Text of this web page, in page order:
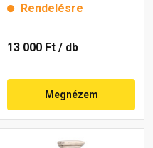
Rendelésre
13 000 Ft / db
Megnézem